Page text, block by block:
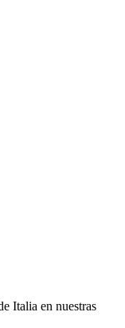
Italia en nuestras